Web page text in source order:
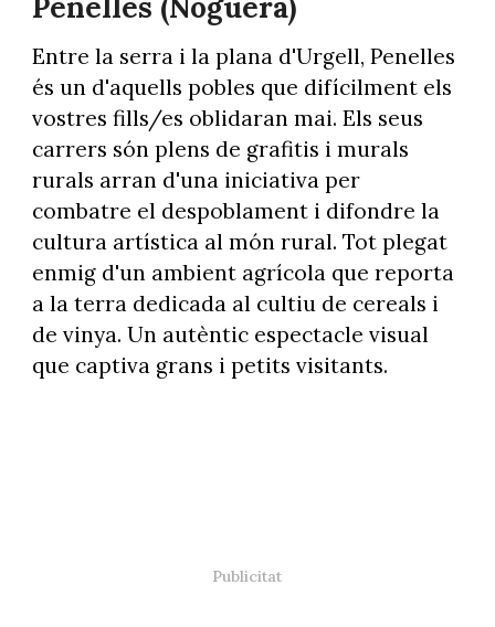
Penelles (Noguera)
Entre la serra i la plana d'Urgell, Penelles
és un d'aquells pobles que difícilment els
vostres fills/es oblidaran mai. Els seus
carrers són plens de grafitis i murals
rurals arran d'una iniciativa per
combatre el despoblament i difondre la
cultura artística al món rural. Tot plegat
enmig d'un ambient agrícola que reporta
a la terra dedicada al cultiu de cereals i
de vinya. Un autèntic espectacle visual
que captiva grans i petits visitants.